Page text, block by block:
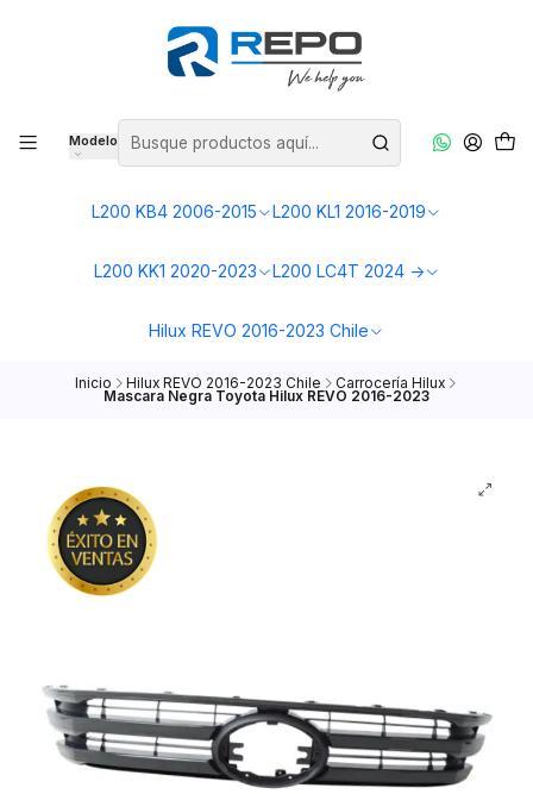
Modelo
L200 KB4 2006-2015 L200 KL1 2016-2019
L200 KK1 2020-2023 L200 LC4T 2024 ->
Hilux REVO 2016-2023 Chile
Inicio Hilux REVO 2016-2023 Chile Carrocería Hilux
Mascara Negra Toyota Hilux REVO 2016-2023